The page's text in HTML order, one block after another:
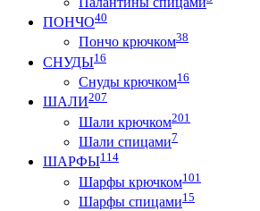
ПОНЧО40
Пончо крючком38
СНУДЫ16
Снуды крючком16
ШАЛИ207
Шали крючком201
Шали спицами7
ШАРФЫ114
Шарфы крючком101
Шарфы спицами15